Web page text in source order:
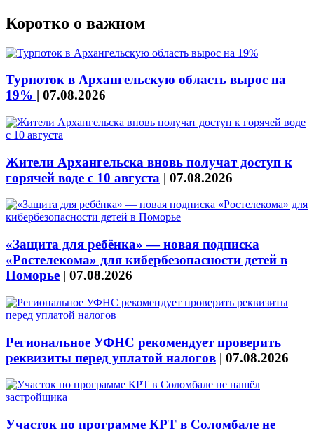
Коротко о важном
Турпоток в Архангельскую область вырос на
19% | 07.08.2026
Жители Архангельска вновь получат доступ к
горячей воде с 10 августа | 07.08.2026
«Защита для ребёнка» — новая подписка
«Ростелекома» для кибербезопасности детей в
Поморье | 07.08.2026
Региональное УФНС рекомендует проверить
реквизиты перед уплатой налогов | 07.08.2026
Участок по программе КРТ в Соломбале не